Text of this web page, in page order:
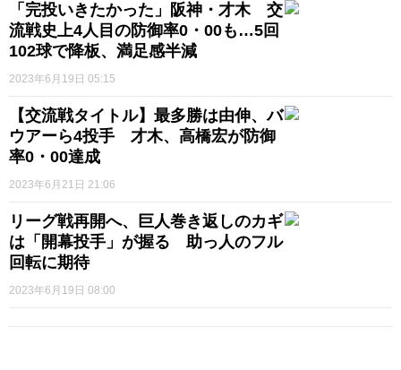
「完投いきたかった」阪神・才木 交
流戦史上4人目の防御率0・00も…5回
102球で降板、満足感半減
2023年6月19日 05:15
【交流戦タイトル】最多勝は由伸、バ
ウアーら4投手 才木、高橋宏が防御
率0・00達成
2023年6月21日 21:06
リーグ戦再開へ、巨人巻き返しのカギ
は「開幕投手」が握る 助っ人のフル
回転に期待
2023年6月19日 08:00